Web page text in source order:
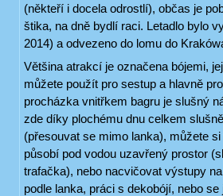
(někteří i docela odrostlí), občas je
štika, na dně bydlí raci. Letadlo bylo
2014) a odvezeno do lomu do
Většina atrakcí je označena bójemi,
můžete použít pro sestup a hlavně
procházka vnitřkem bagru je slušný
zde díky plochému dnu celkem
(přesouvat se mimo lanka), můžete
působí pod vodou uzavřený prostor
trafačka), nebo nacvičovat výstupy
podle lanka, práci s dekobójí, nebo